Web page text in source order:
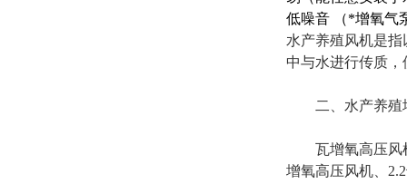
低噪音 （*增氧气
水产养殖风机是
中与水进行传质
二、水产养殖增
瓦增氧高压风机
增氧高压风机、